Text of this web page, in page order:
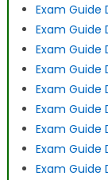
Exam Guide
Exam Guide
Exam Guide
Exam Guide
Exam Guide
Exam Guide
Exam Guide
Exam Guide
Exam Guide